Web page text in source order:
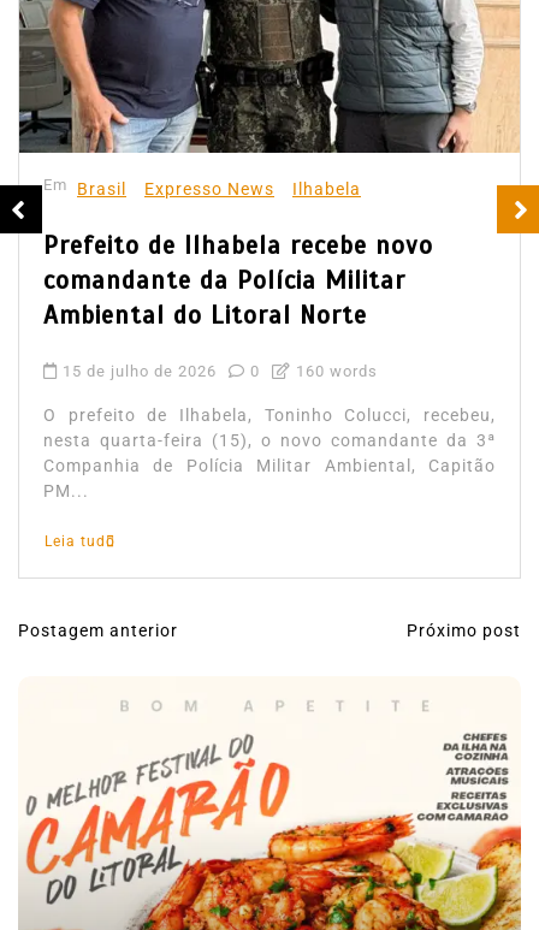
Em Brasil Expresso News Ilhabela
Prefeito de Ilhabela recebe novo
comandante da Polícia Militar
Ambiental do Litoral Norte
15 de julho de 2026 0 160 words
O prefeito de Ilhabela, Toninho Colucci, recebeu,
nesta quarta-feira (15), o novo comandante da 3ª
Companhia de Polícia Militar Ambiental, Capitão
PM...
Leia tudo
N
g
a
ç
Postagem anterior Próximo post